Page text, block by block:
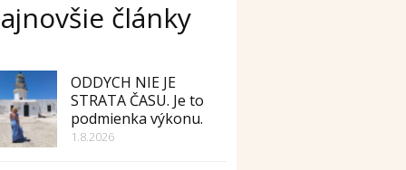
články
ODDYCH NIE JE
STRATA ČASU. Je to
podmienka výkonu.
1.8.2026